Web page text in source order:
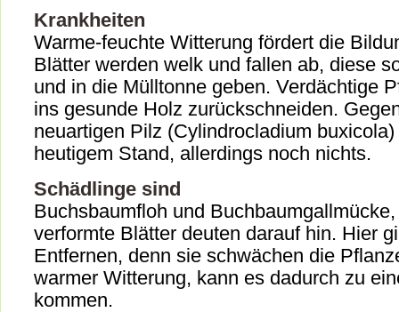
Krankheiten
Warme-feuchte Witterung fördert die
Blätter werden welk und fallen ab, diese
und in die Mülltonne geben. Verdächtige
ins gesunde Holz zurückschneiden.
neuartigen Pilz (Cylindrocladium
heutigem Stand, allerdings noch nichts.
Schädlinge sind
Buchsbaumfloh und
verformte Blätter deuten darauf hin. Hier
Entfernen, denn sie schwächen die
warmer Witterung, kann es dadurch zu
kommen.